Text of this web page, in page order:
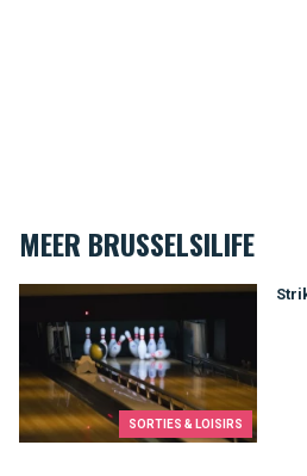
MEER BRUSSELSILIFE
SORTIES & LOISIRS
Strike op Brussel